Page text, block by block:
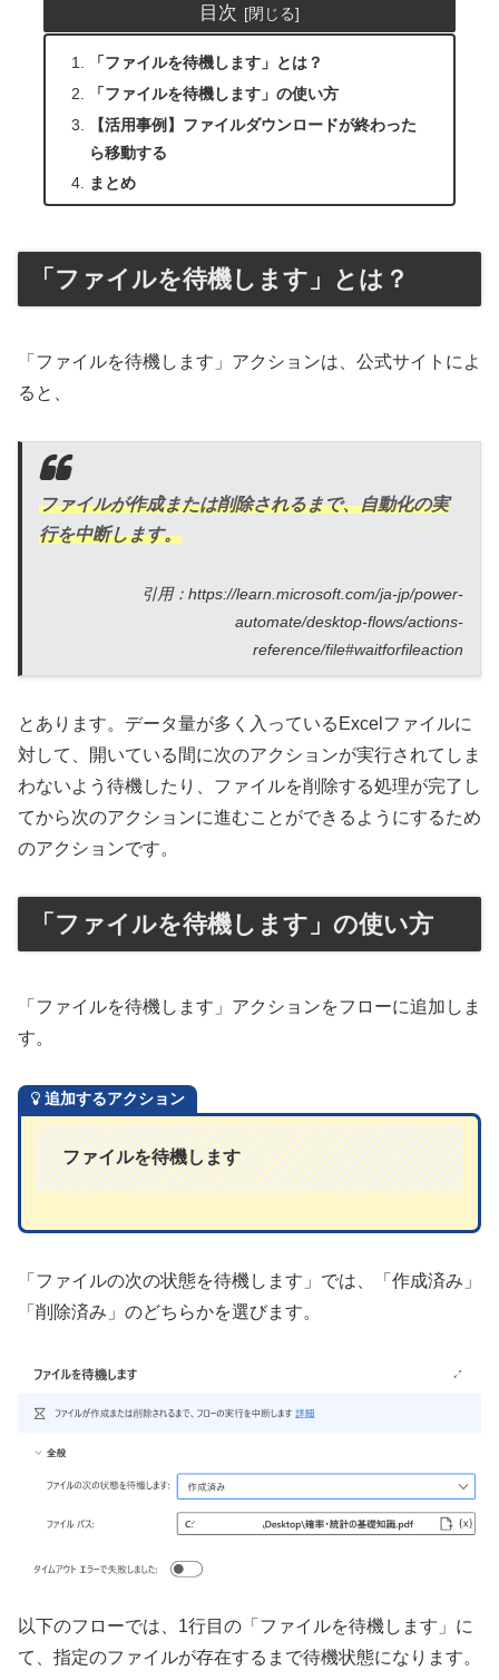
目次
「ファイルを待機します」とは？
「ファイルを待機します」の使い方
【活用事例】ファイルダウンロードが終わった
ら移動する
まとめ
「ファイルを待機します」とは？
「ファイルを待機します」アクションは、公式サイトによ
ると、
ファイルが作成または削除されるまで、自動化の実
行を中断します。
引用：https://learn.microsoft.com/ja-jp/power-
automate/desktop-flows/actions-
reference/file#waitforfileaction
とあります。データ量が多く入っているExcelファイルに
対して、開いている間に次のアクションが実行されてしま
わないよう待機したり、ファイルを削除する処理が完了し
てから次のアクションに進むことができるようにするため
のアクションです。
「ファイルを待機します」の使い方
「ファイルを待機します」アクションをフローに追加しま
す。
追加するアクション
ファイルを待機します
「ファイルの次の状態を待機します」では、「作成済み」
「削除済み」のどちらかを選びます。
以下のフローでは、1行目の「ファイルを待機します」に
て、指定のファイルが存在するまで待機状態になります。